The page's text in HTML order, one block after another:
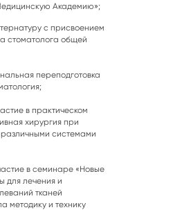
с присвоением
стоматолога общей
переподготовка
в практическом
хирургия при
системами
в семинаре «Новые
для лечения и
тканей
методику и технику
Академию»;